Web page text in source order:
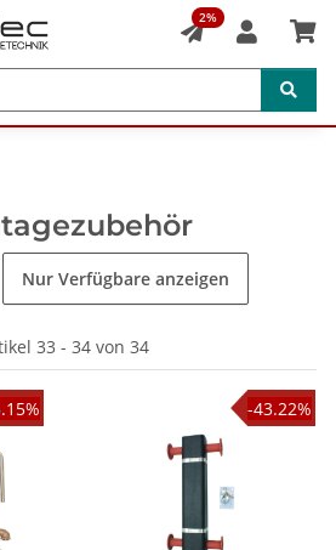
2%
Nur Verfügbare anzeigen
33 - 34 von 34
-43.22%